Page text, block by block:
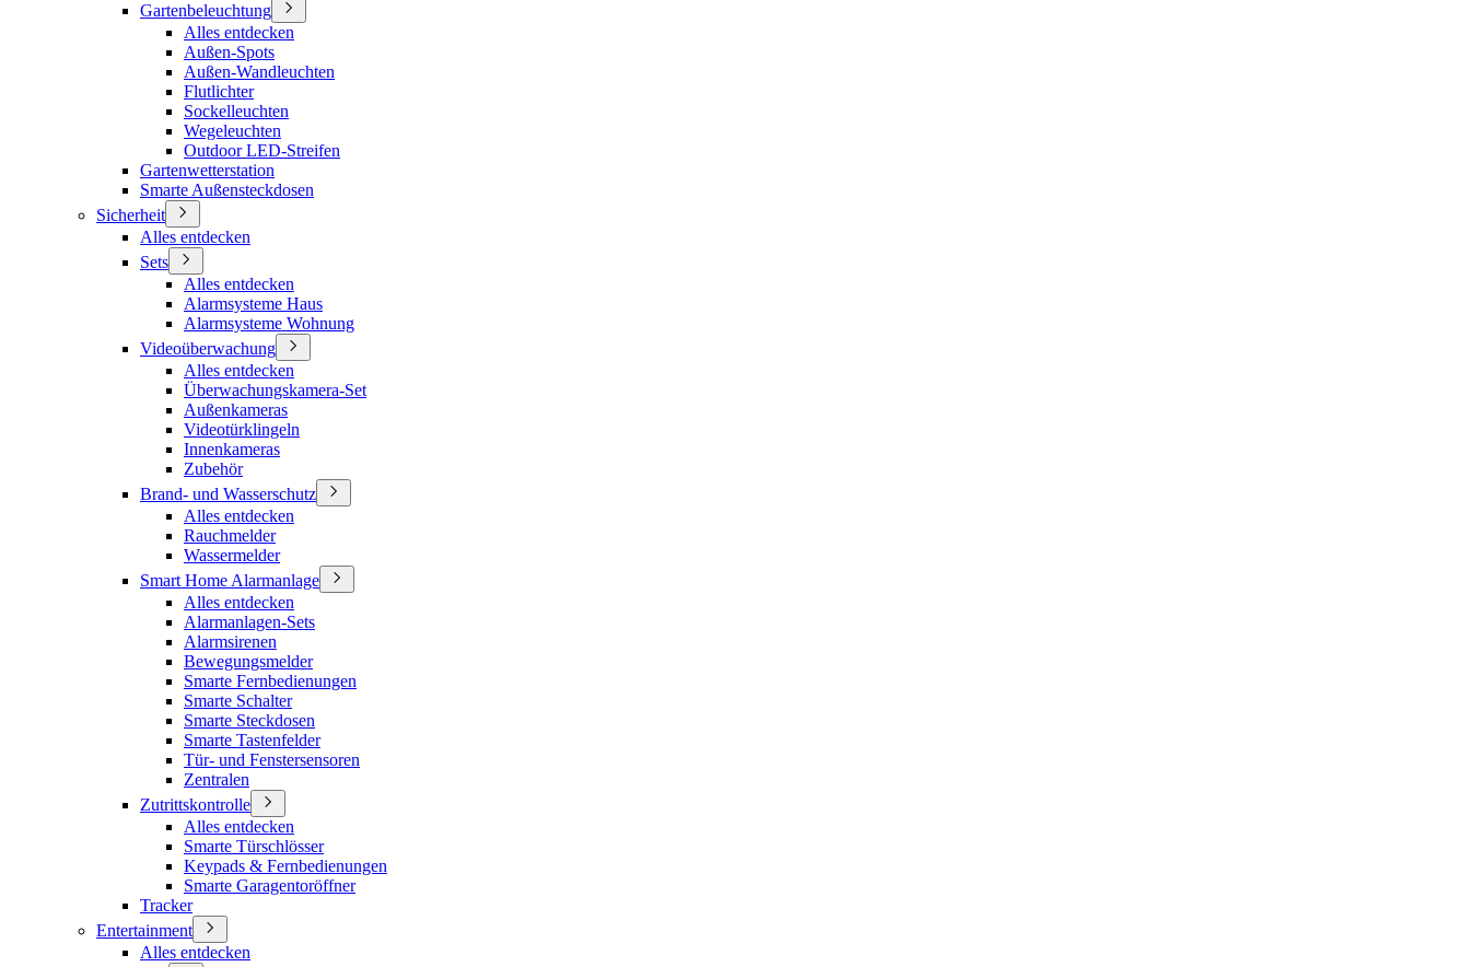
Gartenbeleuchtung
Alles entdecken
Außen-Spots
Außen-Wandleuchten
Flutlichter
Sockelleuchten
Wegeleuchten
Outdoor LED-Streifen
Gartenwetterstation
Smarte Außensteckdosen
Sicherheit
Alles entdecken
Sets
Alles entdecken
Alarmsysteme Haus
Alarmsysteme Wohnung
Videoüberwachung
Alles entdecken
Überwachungskamera-Set
Außenkameras
Videotürklingeln
Innenkameras
Zubehör
Brand- und Wasserschutz
Alles entdecken
Rauchmelder
Wassermelder
Smart Home Alarmanlage
Alles entdecken
Alarmanlagen-Sets
Alarmsirenen
Bewegungsmelder
Smarte Fernbedienungen
Smarte Schalter
Smarte Steckdosen
Smarte Tastenfelder
Tür- und Fenstersensoren
Zentralen
Zutrittskontrolle
Alles entdecken
Smarte Türschlösser
Keypads & Fernbedienungen
Smarte Garagentoröffner
Tracker
Entertainment
Alles entdecken